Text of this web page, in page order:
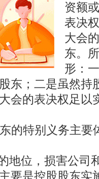
资额
表决
大会
东。
形：
东；二是虽然
会的表决权足以
的特别义务主要
地位，损害公司
要是控股股东实